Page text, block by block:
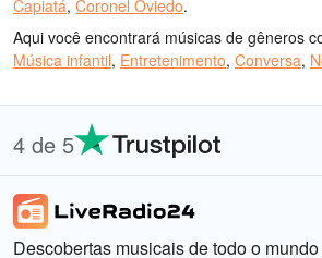
Capiatá, Coronel Oviedo.
Aqui você encontrará músicas de gêneros
Música infantil, Entretenimento, Conversa,
4 de 5
Descobertas musicais de todo o mundo